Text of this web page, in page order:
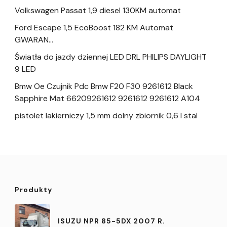
Volkswagen Passat 1,9 diesel 130KM automat
Ford Escape 1,5 EcoBoost 182 KM Automat
GWARAN…
Światła do jazdy dziennej LED DRL PHILIPS DAYLIGHT
9 LED
Bmw Oe Czujnik Pdc Bmw F20 F30 9261612 Black
Sapphire Mat 66209261612 9261612 9261612 A104
pistolet lakierniczy 1,5 mm dolny zbiornik 0,6 l stal
Produkty
ISUZU NPR 85-5DX 2007 R.